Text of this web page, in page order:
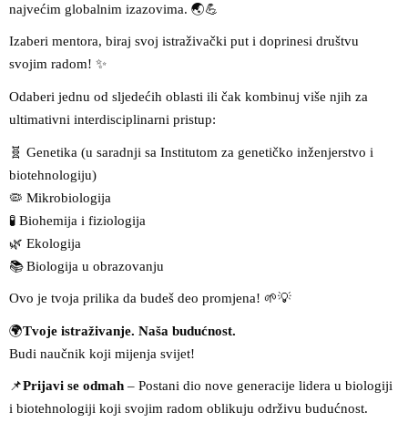
najvećim globalnim izazovima. 🌏💪
Izaberi mentora, biraj svoj istraživački put i doprinesi društvu
svojim radom! ✨
Odaberi jednu od sljedećih oblasti ili čak kombinuj više njih za
ultimativni interdisciplinarni pristup:
🧬 Genetika (u saradnji sa Institutom za genetičko inženjerstvo i
biotehnologiju)
🦠 Mikrobiologija
🧪 Biohemija i fiziologija
🌿 Ekologija
📚Biologija u obrazovanju
Ovo je tvoja prilika da budeš deo promjena! 🌱💡
🌍Tvoje istraživanje. Naša budućnost.
Budi naučnik koji mijenja svijet!
📌Prijavi se odmah – Postani dio nove generacije lidera u biologiji
i biotehnologiji koji svojim radom oblikuju održivu budućnost.